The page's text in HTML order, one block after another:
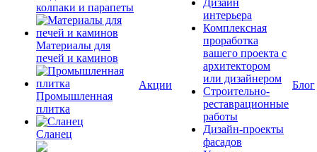
колпаки и парапеты
Материалы для
печей и каминов
Промышленная
плитка
Сланец
Акции
Дизайн
интерьера
Комплексная
проработка
вашего проекта с
архитектором
или дизайнером
Строительно-
реставрационные
работы
Дизайн-проекты
фасадов
Блог